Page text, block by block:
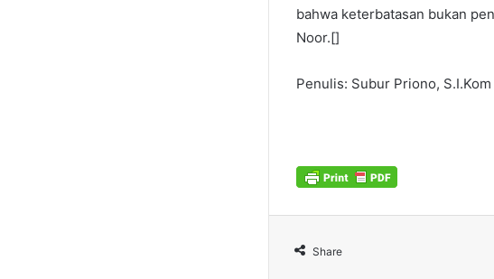
bahwa keterbatasan bukan
Noor.[]
Penulis: Subur Priono,
Share